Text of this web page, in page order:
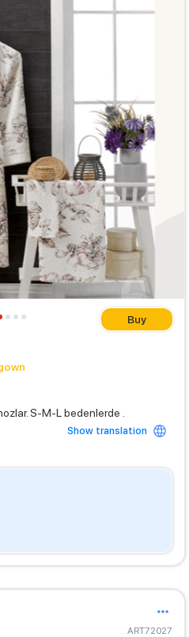
Buy
S-M-L bedenlerde .
Show translation
ART72027